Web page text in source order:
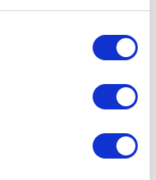
verklaring
zekerheid dat
ingehouden
te worden